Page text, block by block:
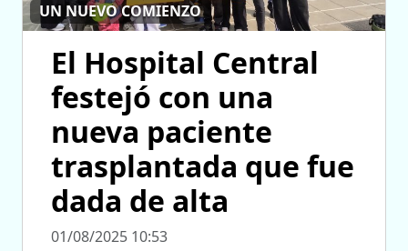
UN NUEVO COMIENZO
El Hospital Central
festejó con una
nueva paciente
trasplantada que fue
dada de alta
01/08/2025 10:53